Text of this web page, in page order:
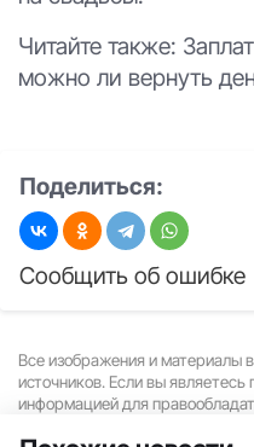
на торжество,
ипотеку,
качества жизни
предложил
пропагандистскую
на свадьбы.
можно ли вернуть